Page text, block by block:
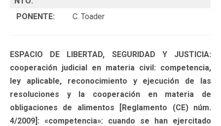
PONENTE: C. Toader
ESPACIO DE LIBERTAD, SEGURIDAD Y JUSTICIA:
cooperación judicial en materia civil: competencia,
ley aplicable, reconocimiento y ejecución de las
resoluciones y la cooperación en materia de
obligaciones de alimentos [Reglamento (CE) núm.
4/2009]: «competencia»: cuando se han ejercitado